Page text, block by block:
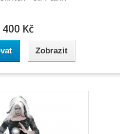
400 Kč
Zobrazit